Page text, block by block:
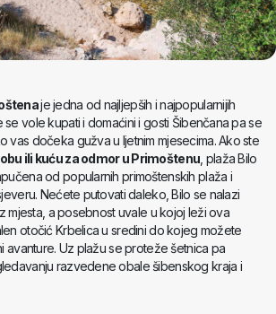
je jedna od najljepših i najpopularnijih
se vole kupati i domaćini i gosti Šibenčana pa se
vas dočeka gužva u ljetnim mjesecima. Ako ste
ili kuću za odmor u Primoštenu , plaža Bilo
od popularnih primoštenskih plaža i
Nećete putovati daleko, Bilo se nalazi
mjesta, a posebnost uvale u kojoj leži ova
otočić Krbelica u sredini do kojeg možete
avanture. Uz plažu se proteže šetnica pa
razvedene obale šibenskog kraja i
kako biste se mogli potpuno opustiti na